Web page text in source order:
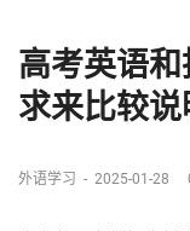
高考英语
求来比较
外语学习 - 2025-01-28